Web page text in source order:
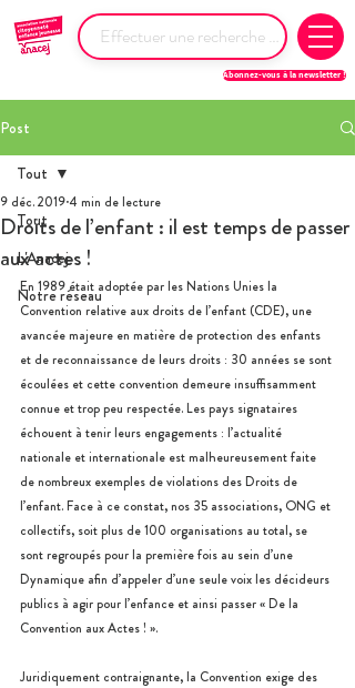
Abonnez-vous à la newsletter !
Post
Tout
L'Anacej
Notre réseau
Tout
Droits de l’enfant : il est temps de passer
aux actes !
9 déc. 20194 min de lecture
En 1989 était adoptée par les Nations Unies la
Convention relative aux droits de l’enfant (CDE), une
avancée majeure en matière de protection des enfants
et de reconnaissance de leurs droits : 30 années se sont
écoulées et cette convention demeure insuffisamment
connue et trop peu respectée. Les pays signataires
échouent à tenir leurs engagements : l’actualité
nationale et internationale est malheureusement faite
de nombreux exemples de violations des Droits de
l’enfant. Face à ce constat, nos 35 associations, ONG et
collectifs, soit plus de 100 organisations au total, se
sont regroupés pour la première fois au sein d’une
Dynamique afin d’appeler d’une seule voix les décideurs
publics à agir pour l’enfance et ainsi passer « De la
Convention aux Actes ! ».
Juridiquement contraignante, la Convention exige des